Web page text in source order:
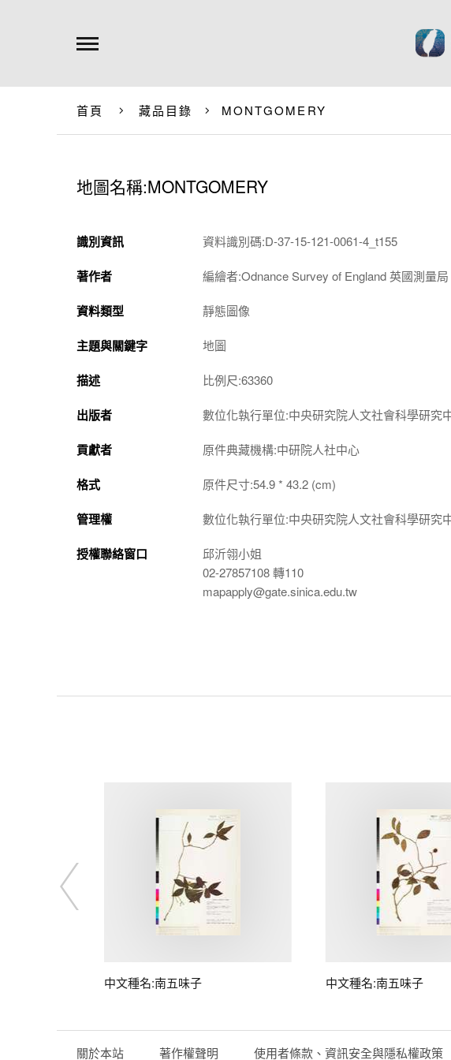
首頁 藏品目錄 MONTGOMERY
地圖名稱:MONTGOMERY
識別資訊 資料識別碼:D-37-15-121-0061-4_t155
著作者 編繪者:Odnance Survey of England 英國測量局
資料類型 靜態圖像
主題與關鍵字 地圖
描述 比例尺:63360
出版者 數位化執行單位:中央研究院人文社會科學研究
貢獻者 原件典藏機構:中研院人社中心
格式 原件尺寸:54.9 * 43.2 (cm)
管理權 數位化執行單位:中央研究院人文社會科學研究
授權聯絡窗口
邱沂翎小姐
02-27857108 轉110
mapapply@gate.sinica.edu.tw
中文種名:南五味子 中文種名:南五味子
關於本站 著作權聲明 使用者條款、資訊安全與隱私權政策